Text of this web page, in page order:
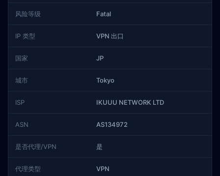
风险等级 Fatal
IP 类型 VPN 出口
国家 JP
城市 Tokyo
ISP IKUUU NETWORK LTD
ASN AS134972
是否代理/VPN 是
代理类型 VPN